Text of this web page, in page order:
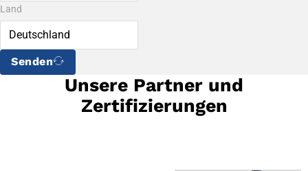
Land
Senden
Unsere Partner und
Zertifizierungen